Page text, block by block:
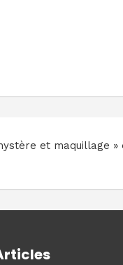
et maquillage